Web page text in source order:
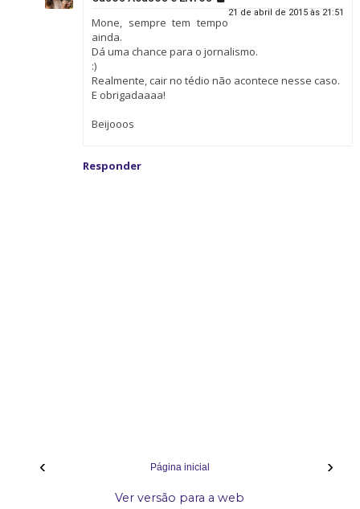
21 de abril de 2015 às 21:51
Mone, sempre tem tempo
ainda.
Dá uma chance para o jornalismo.
:)
Realmente, cair no tédio não acontece nesse caso.
E obrigadaaaa!
Beijooos
Responder
‹ ›
Página inicial
Ver versão para a web